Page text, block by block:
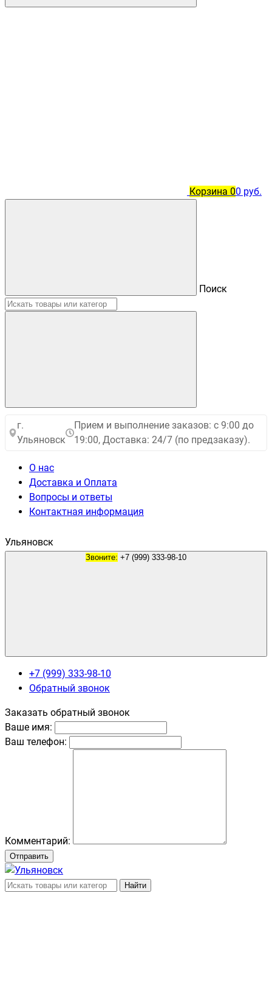
Корзина 00 руб.
Поиск
г.
Ульяновск
Прием и выполнение заказов: с 9:00 до
19:00, Доставка: 24/7 (по предзаказу).
О нас
Доставка и Оплата
Вопросы и ответы
Контактная информация
Ульяновск
Звоните:
+7 (999) 333-98-10
Обратный звонок
Заказать обратный звонок
Ваше имя:
Ваш телефон:
Комментарий:
Отправить
Найти